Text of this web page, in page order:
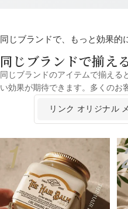
同じブランドで、もっと効果的
同じブランドで揃える
同じブランドのアイテムで揃える
い効果が期待できます。多くのお
リンク オリジナル
1